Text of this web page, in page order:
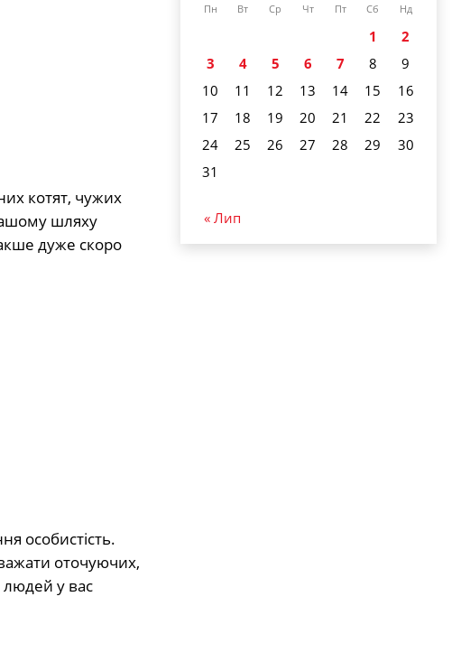
котят, чужих
шляху
дуже скоро
особистість.
оточуючих,
людей у вас
Пн Вт Ср Чт Пт Сб Нд
1
2
3
4 5 6 7 8
9
10
11 12 13 14 15
16
17
18 19 20 21 22
23
24
25 26 27 28 29
30
31
« Лип